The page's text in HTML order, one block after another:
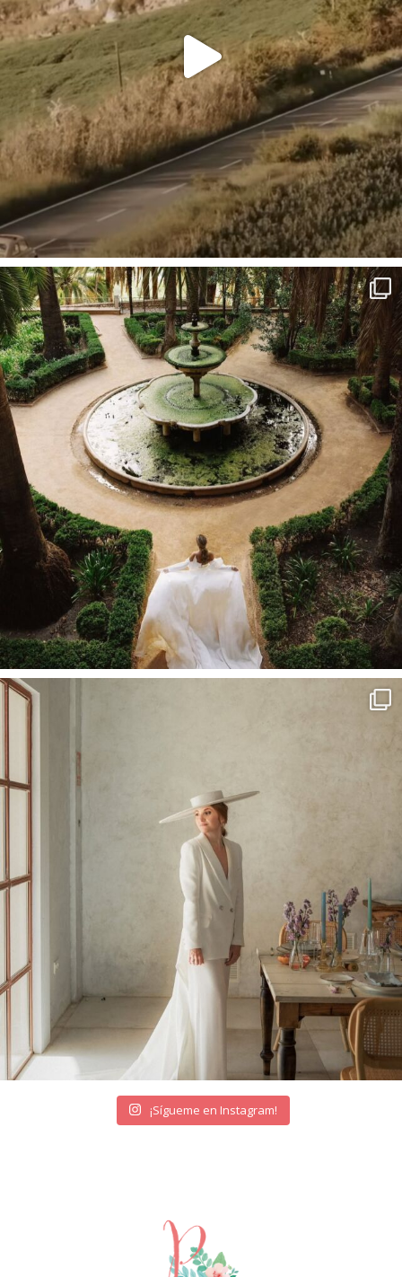
¡Sígueme en Instagram!